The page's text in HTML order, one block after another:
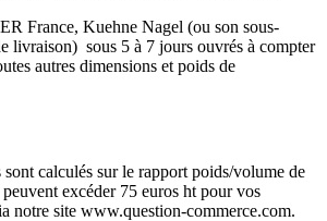
France, Kuehne Nagel (ou son sous-
livraison) sous 5 à 7 jours ouvrés à compter
autres dimensions et poids de
calculés sur le rapport poids/volume de
excéder 75 euros ht pour vos
notre site www.question-commerce.com.